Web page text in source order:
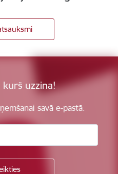
kurš uzzina!
savā e-pastā.